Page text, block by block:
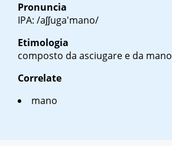
Pronuncia
IPA: /aʃʃuga'mano/
Etimologia
composto da asciugare e da mano
Correlate
mano